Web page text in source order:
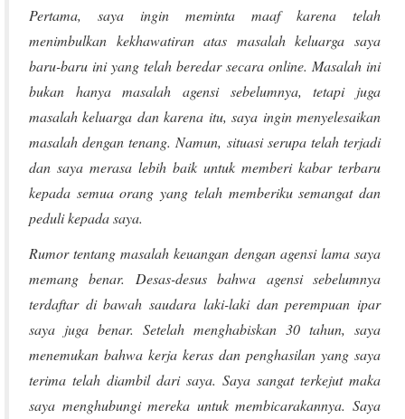
Pertama, saya ingin meminta maaf karena telah
menimbulkan kekhawatiran atas masalah keluarga saya
baru-baru ini yang telah beredar secara online. Masalah ini
bukan hanya masalah agensi sebelumnya, tetapi juga
masalah keluarga dan karena itu, saya ingin menyelesaikan
masalah dengan tenang. Namun, situasi serupa telah terjadi
dan saya merasa lebih baik untuk memberi kabar terbaru
kepada semua orang yang telah memberiku semangat dan
peduli kepada saya.
Rumor tentang masalah keuangan dengan agensi lama saya
memang benar. Desas-desus bahwa agensi sebelumnya
terdaftar di bawah saudara laki-laki dan perempuan ipar
saya juga benar. Setelah menghabiskan 30 tahun, saya
menemukan bahwa kerja keras dan penghasilan yang saya
terima telah diambil dari saya. Saya sangat terkejut maka
saya menghubungi mereka untuk membicarakannya. Saya